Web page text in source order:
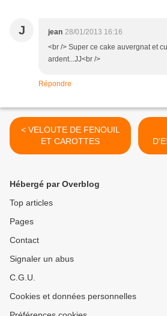
J jean 28/01/2013 16:16
<br /> Super ce cake auvergnat et
ardent...JJ<br />
Répondre
< VELOUTE DE FENOUIL
ET CAROTTES
Hébergé par Overblog
Top articles
Pages
Contact
Signaler un abus
C.G.U.
Cookies et données personnelles